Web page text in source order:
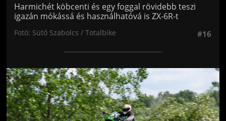
Harmichét köbcenti és egy foggal rövidebb teszi
igazán mókássá és használhatóvá is ZX-6R-t
Fotó: Sütő Szabolcs / Totalbike #16
Jön még kép!